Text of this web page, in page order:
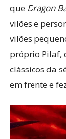
que Dragon
vilões e
vilões
próprio Pilaf,
clássicos da
em frente e